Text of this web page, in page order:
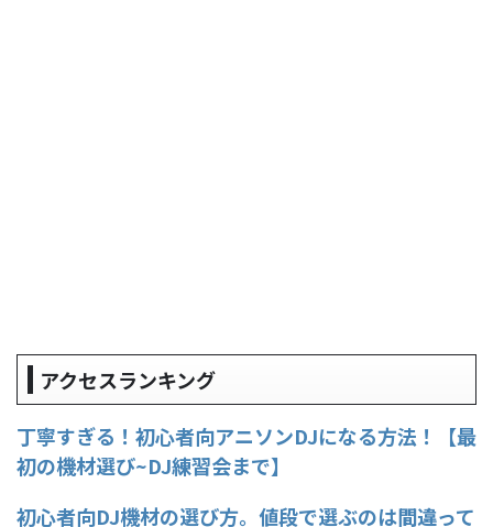
アクセスランキング
丁寧すぎる！初心者向アニソンDJになる方法！【最
初の機材選び~DJ練習会まで】
初心者向DJ機材の選び方。値段で選ぶのは間違って